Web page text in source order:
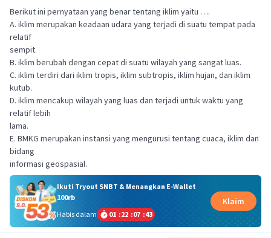
Berikut ini pernyataan yang benar tentang iklim yaitu ….
A. iklim merupakan keadaan udara yang terjadi di suatu tempat pada
relatif
sempit.
B. iklim berubah dengan cepat di suatu wilayah yang sangat luas.
C. iklim terdiri dari iklim tropis, iklim subtropis, iklim hujan, dan iklim
kutub.
D. iklim mencakup wilayah yang luas dan terjadi untuk waktu yang
relatif lebih
lama.
E. BMKG merupakan instansi yang mengurusi tentang cuaca, iklim dan
bidang
informasi geospasial.
Ikuti Tryout SNBT & Menangkan E-Wallet
100rb
Habis dalam
01 :22 :07 :42
Klaim